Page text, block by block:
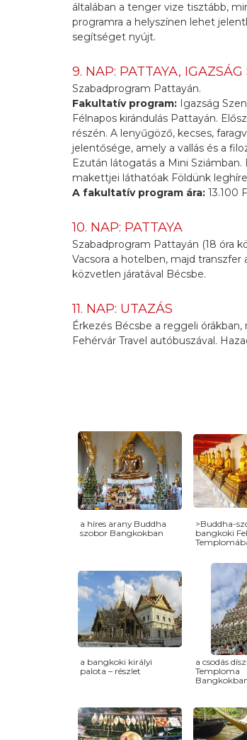
általában a tenger vize tisztább,
programra a helyszínen lehet
segítséget nyújt.
9. NAP: PATTAYA,
Szabadprogram Pattayán.
Fakultatív program: Igazság
Félnapos kirándulás Pattayán.
részén. A lenyűgöző, kecses,
jelentősége, amely a vallás és a
Ezután látogatás a Mini
makettjei láthatóak Földünk
A fakultatív program ára: 13.100
10. NAP: PATTAYA
Szabadprogram Pattayán (18 óra
Vacsora a hotelben, majd
közvetlen járatával Bécsbe.
11. NAP: UTAZÁS
Érkezés Bécsbe a reggeli
Fehérvár Travel autóbuszával.
a híres arany Buddha
szobor Bangkokban
>Buddha-
bangkoki
a bangkoki királyi
palota – részlet
a csodás
Temploma